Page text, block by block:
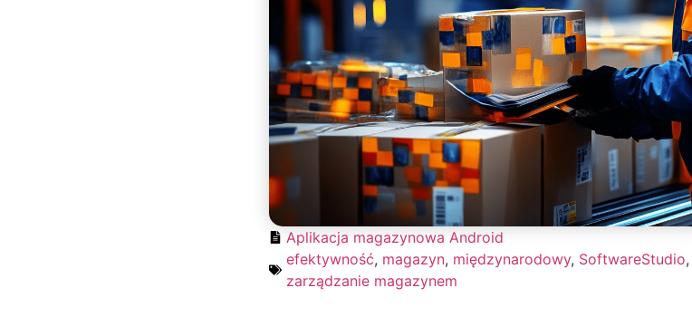
Aplikacja magazynowa Android
efektywność, magazyn, międzynarodowy, SoftwareStudio,
zarządzanie magazynem